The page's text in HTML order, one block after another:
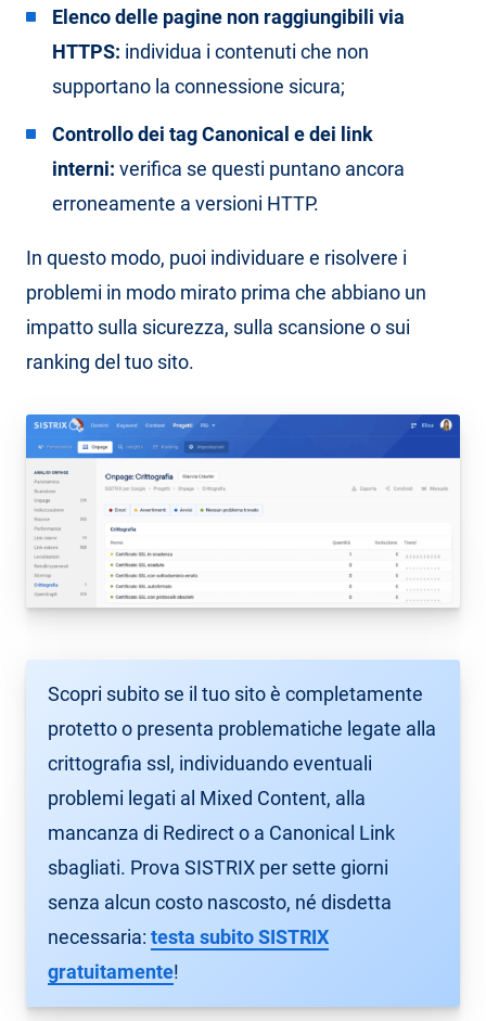
Elenco delle pagine non raggiungibili via
HTTPS: individua i contenuti che non
supportano la connessione sicura;
Controllo dei tag Canonical e dei link
interni: verifica se questi puntano ancora
erroneamente a versioni HTTP.
In questo modo, puoi individuare e risolvere i
problemi in modo mirato prima che abbiano un
impatto sulla sicurezza, sulla scansione o sui
ranking del tuo sito.
Scopri subito se il tuo sito è completamente
protetto o presenta problematiche legate alla
crittografia ssl, individuando eventuali
problemi legati al Mixed Content, alla
mancanza di Redirect o a Canonical Link
sbagliati. Prova SISTRIX per sette giorni
senza alcun costo nascosto, né disdetta
necessaria: testa subito SISTRIX
gratuitamente!